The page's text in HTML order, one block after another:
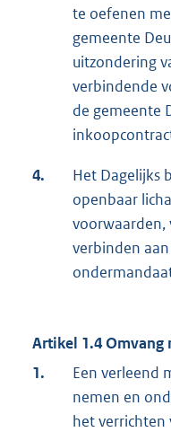
te oefenen
gemeente
uitzondering
verbindende
de gemeente
4.
Het Dagelijks
openbaar
voorwaarden,
verbinden
Artikel 1.4 Omvang
1.
Een verleend
nemen en
het verrichten